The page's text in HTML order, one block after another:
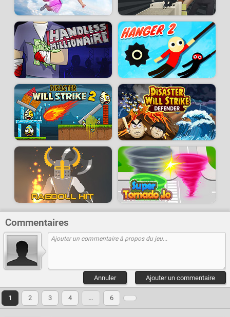
Commentaires
Ajouter un commentaire
Annuler
1 2 3 4 … 6